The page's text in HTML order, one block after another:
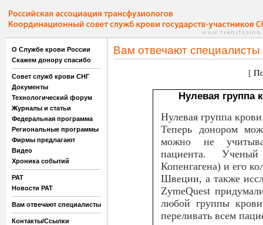
О Службе крови России
Скажем донору спасибо
Совет служб крови СНГ
Документы
Технологический форум
Журналы и статьи
Федеральная программа
Региональные программы
Фирмы предлагают
Видео
Хроника событий
РАТ
Новости РАТ
Вам отвечают специалисты
Контакты/Ссылки
Вам отвечают специалисты
[
Нулевая группа
Нулевая группа
Теперь донором
можно не
пациента.
Копенгагена) и его
Швеции, а также
ZymeQuest
любой группы
переливать всем